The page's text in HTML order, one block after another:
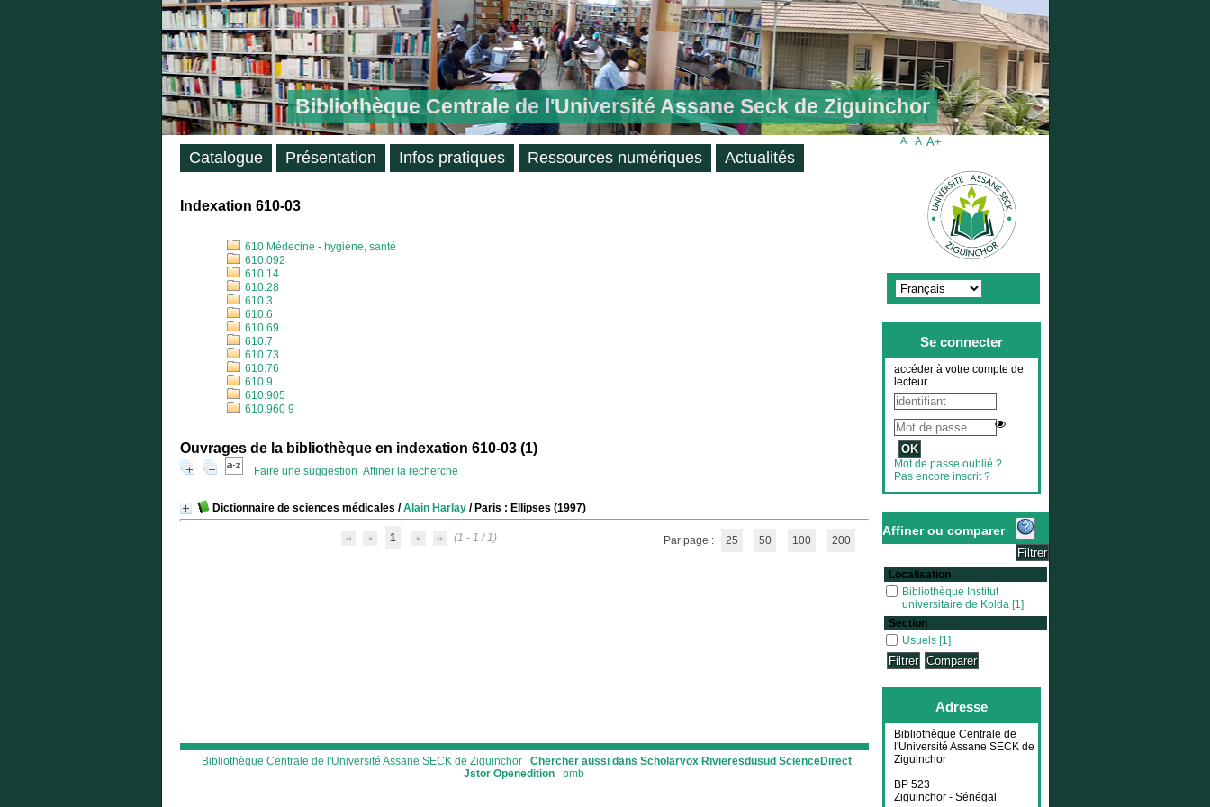
Bibliothèque Centrale de l'Université Assane Seck de Ziguinchor
Indexation 610-03
610 Médecine - hygiène, santé
610.092
610.14
610.28
610.3
610.6
610.69
610.7
610.73
610.76
610.9
610.905
610.960 9
Ouvrages de la bibliothèque en indexation 610-03 (1)
Faire une suggestion Affiner la recherche
Dictionnaire de sciences médicales /Alain Harlay/ Paris : Ellipses (1997)
1 (1 - 1 / 1) Par page : 25 50 100 200
Bibliothèque Centrale de l'Université Assane SECK de Ziguinchor Chercher aussi dans Scholarvox Rivieresdusud ScienceDirect
Jstor Openedition pmb
Catalogue Présentation Infos pratiques Ressources numériques Actualités
A- A A+
Se connecter
accéder à votre compte de
lecteur
Mot de passe oublié ?
Pas encore inscrit ?
Affiner ou comparer
Localisation
Bibliothèque Institut universitaire de Kolda
Bibliothèque Institut
universitaire de Kolda [1]
Section
UsuelsUsuels [1]
Adresse
Bibliothèque Centrale de
l'Université Assane SECK de
Ziguinchor
BP 523
Ziguinchor - Sénégal